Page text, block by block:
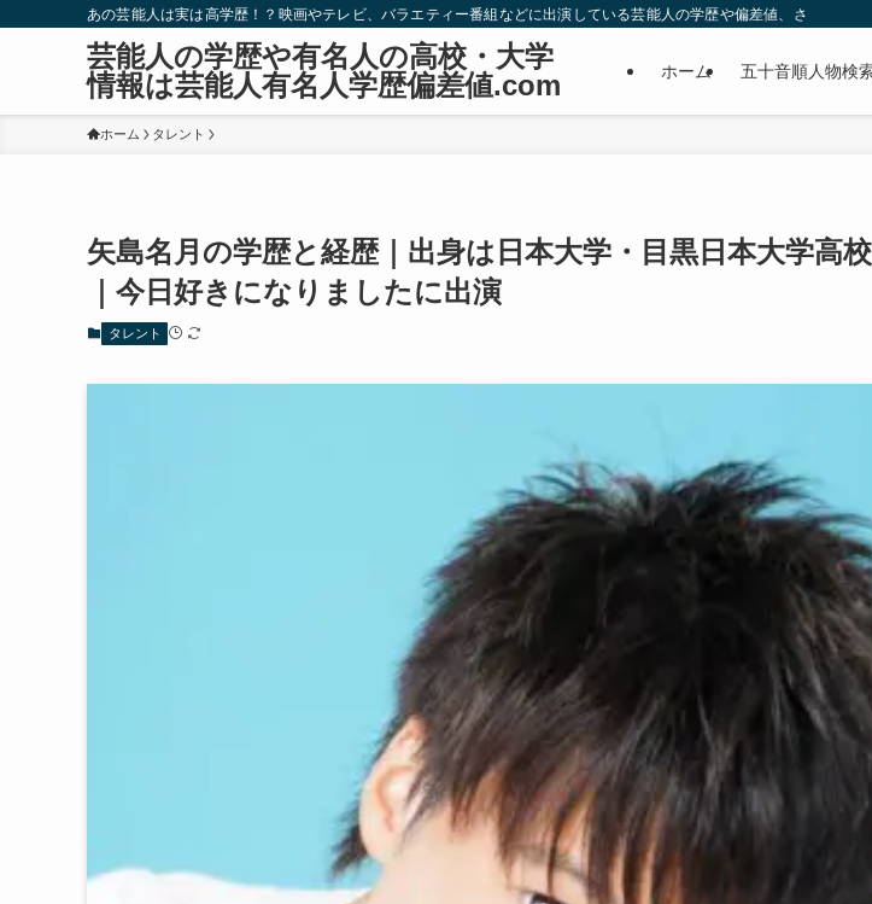
あの芸能人は実は高学歴！？映画やテレビ、バラエティー番組などに出演している芸能人の学歴や偏差値、さらに政
芸能人の学歴や有名人の高校・大学
情報は芸能人有名人学歴偏差値.com
ホーム 五十音順人物検
ホーム タレント
矢島名月の学歴と経歴｜出身は日本大学・目黒日本大学高
｜今日好きになりましたに出演
タレント